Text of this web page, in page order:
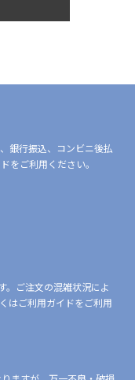
銀行振込、コンビニ後払
をご利用ください。
。ご注文の混雑状況によ
はご利用ガイドをご利用